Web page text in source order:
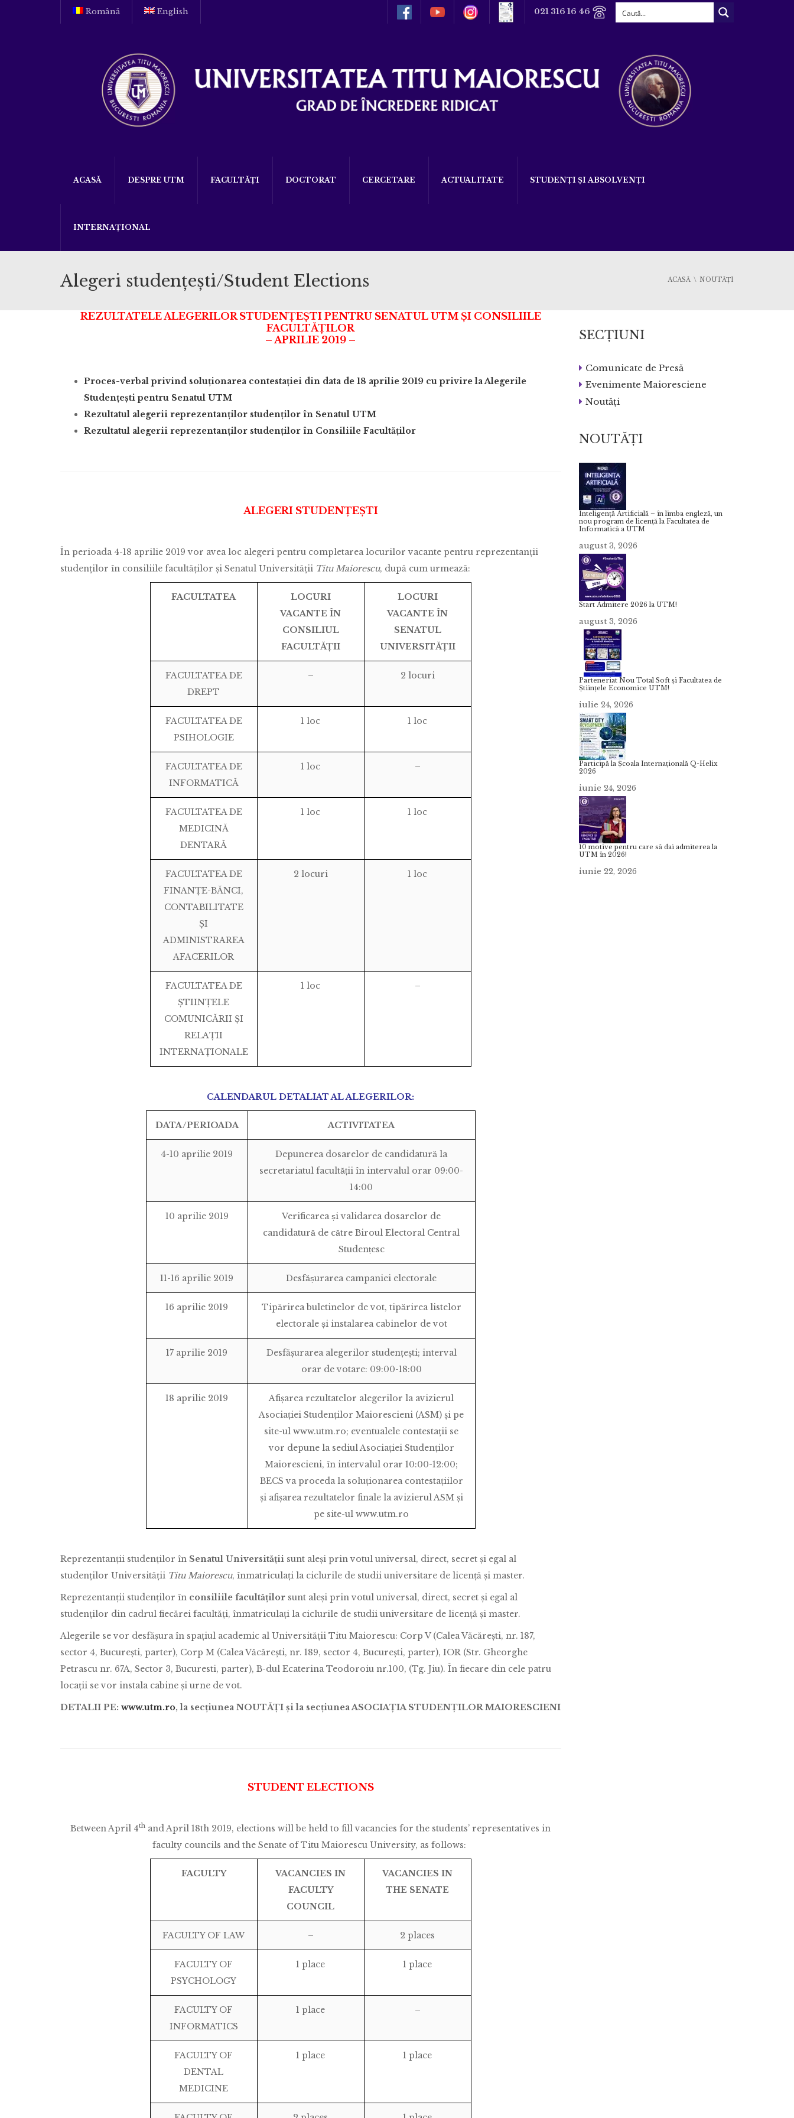
Română English 021 316 16 46
ACASĂ DESPRE UTM FACULTĂȚI DOCTORAT CERCETARE ACTUALITATE STUDENȚI ȘI ABSOLVENȚI
INTERNAȚIONAL
Alegeri studențești/Student Elections ACASĂ NOUTĂȚI
REZULTATELE ALEGERILOR STUDENȚEȘTI PENTRU SENATUL UTM ȘI CONSILIILE
FACULTĂȚILOR
– APRILIE 2019 –
Proces-verbal privind soluționarea contestației din data de 18 aprilie 2019 cu privire la Alegerile
Studențești pentru Senatul UTM
Rezultatul alegerii reprezentanților studenților în Senatul UTM
Rezultatul alegerii reprezentanților studenților în Consiliile Facultăților
ALEGERI STUDENȚEȘTI
În perioada 4-18 aprilie 2019 vor avea loc alegeri pentru completarea locurilor vacante pentru reprezentanții
studenților în consiliile facultăților și Senatul Universității Titu Maiorescu, după cum urmează:
FACULTATEA
LOCURI
VACANTE ÎN
CONSILIUL
FACULTĂȚII
LOCURI
VACANTE ÎN
SENATUL
UNIVERSITĂȚII
FACULTATEA DE
DREPT
– 2 locuri
FACULTATEA DE
PSIHOLOGIE
1 loc 1 loc
FACULTATEA DE
INFORMATICĂ
1 loc –
FACULTATEA DE
MEDICINĂ
DENTARĂ
1 loc 1 loc
FACULTATEA DE
FINANȚE-BĂNCI,
CONTABILITATE
ȘI
ADMINISTRAREA
AFACERILOR
2 locuri 1 loc
FACULTATEA DE
ȘTIINȚELE
COMUNICĂRII ȘI
RELAȚII
INTERNAȚIONALE
1 loc –
CALENDARUL DETALIAT AL ALEGERILOR:
DATA/PERIOADA ACTIVITATEA
4-10 aprilie 2019
Depunerea dosarelor de candidatură la
secretariatul facultății în intervalul orar 09:00-
14:00
10 aprilie 2019
Verificarea și validarea dosarelor de
candidatură de către Biroul Electoral Central
Studențesc
11-16 aprilie 2019 Desfășurarea campaniei electorale
16 aprilie 2019
Tipărirea buletinelor de vot, tipărirea listelor
electorale și instalarea cabinelor de vot
17 aprilie 2019
Desfășurarea alegerilor studențești; interval
orar de votare: 09:00-18:00
18 aprilie 2019
Afișarea rezultatelor alegerilor la avizierul
Asociației Studenților Maiorescieni (ASM) și pe
site-ul www.utm.ro; eventualele contestații se
vor depune la sediul Asociației Studenților
Maiorescieni, în intervalul orar 10:00-12:00;
BECS va proceda la soluționarea contestațiilor
și afișarea rezultatelor finale la avizierul ASM și
pe site-ul www.utm.ro
Reprezentanții studenților în Senatul Universității sunt aleși prin votul universal, direct, secret și egal al
studenților Universității Titu Maiorescu, înmatriculați la ciclurile de studii universitare de licență și master.
Reprezentanții studenților în consiliile facultăților sunt aleși prin votul universal, direct, secret și egal al
studenților din cadrul fiecărei facultăți, înmatriculați la ciclurile de studii universitare de licență și master.
Alegerile se vor desfășura în spațiul academic al Universității Titu Maiorescu: Corp V (Calea Văcărești, nr. 187,
sector 4, București, parter), Corp M (Calea Văcărești, nr. 189, sector 4, București, parter), IOR (Str. Gheorghe
Petrascu nr. 67A, Sector 3, Bucuresti, parter), B-dul Ecaterina Teodoroiu nr.100, (Tg. Jiu). În fiecare din cele patru
locații se vor instala cabine și urne de vot.
DETALII PE: www.utm.ro, la secțiunea NOUTĂȚI și la secțiunea ASOCIAȚIA STUDENȚILOR MAIORESCIENI
STUDENT ELECTIONS
Between April 4th and April 18th 2019, elections will be held to fill vacancies for the students’ representatives in
faculty councils and the Senate of Titu Maiorescu University, as follows:
FACULTY
VACANCIES IN
FACULTY
COUNCIL
VACANCIES IN
THE SENATE
FACULTY OF LAW – 2 places
FACULTY OF
PSYCHOLOGY
1 place 1 place
FACULTY OF
INFORMATICS
1 place –
FACULTY OF
DENTAL
MEDICINE
1 place 1 place
SECȚIUNI
Comunicate de Presă
Evenimente Maioresciene
Noutăți
NOUTĂȚI
Inteligență Artificială – în limba engleză, un
nou program de licență la Facultatea de
Informatică a UTM
august 3, 2026
Start Admitere 2026 la UTM!
august 3, 2026
Parteneriat Nou Total Soft și Facultatea de
Științele Economice UTM!
iulie 24, 2026
Participă la Școala Internațională Q-Helix
2026
iunie 24, 2026
10 motive pentru care să dai admiterea la
UTM în 2026!
iunie 22, 2026